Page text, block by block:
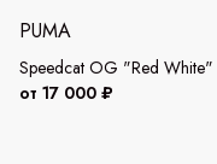
PUMA
Speedcat OG "Red White"
от 17 000 ₽